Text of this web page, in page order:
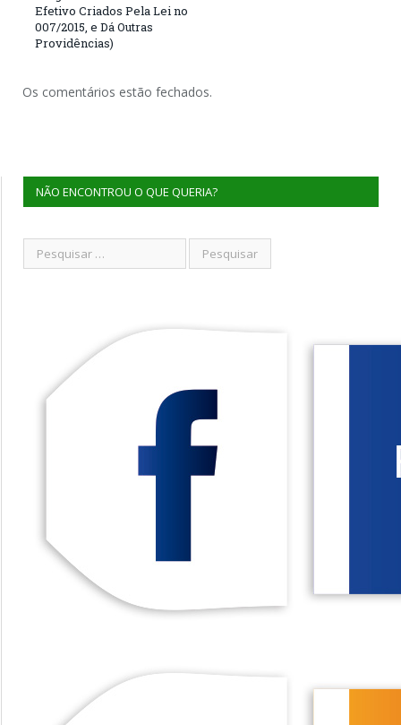
Efetivo Criados Pela Lei no
007/2015, e Dá Outras
Providências)
Os comentários estão fechados.
NÃO ENCONTROU O QUE QUERIA?